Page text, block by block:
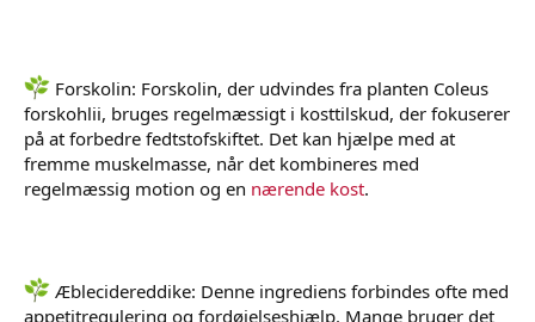
Forskolin: Forskolin, der udvindes fra planten Coleus
forskohlii, bruges regelmæssigt i kosttilskud, der fokuserer
på at forbedre fedtstofskiftet. Det kan hjælpe med at
fremme muskelmasse, når det kombineres med
regelmæssig motion og en nærende kost.
Æblecidereddike: Denne ingrediens forbindes ofte med
appetitregulering og fordøjelseshjælp. Mange bruger det